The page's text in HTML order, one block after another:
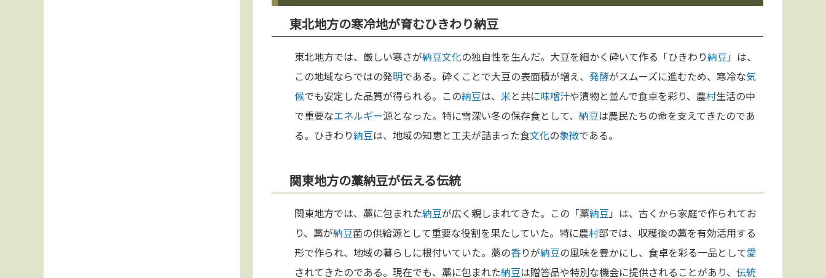
東北地方の寒冷地が育むひきわり納豆
東北地方では、厳しい寒さが納豆文化の独自性を生んだ。大豆を細かく砕いて作る「ひきわり納豆 」は、
この地域ならではの発明である。砕くことで大豆の表面積が増え、 発酵がスムーズに進むため、寒冷な気
候でも安定した品質が得られる。この納豆は、 米と共に味噌汁や漬物と並んで食卓を彩り、農村生活の中
で重要なエネルギー源となった。特に雪深い冬の保存食として、 納豆は農民たちの命を支えてきたのであ
る。ひきわり納豆は、地域の知恵と工夫が詰まった食文化の象徴である。
関東地方の藁納豆が伝える伝統
関東地方では、藁に包まれた納豆が広く親しまれてきた。この「藁納豆 」は、古くから家庭で作られてお
り、藁が納豆菌の供給源として重要な役割を果たしていた。特に農村部では、収穫後の藁を有効活用する
形で作られ、地域の暮らしに根付いていた。藁の香りが納豆の風味を豊かにし、食卓を彩る一品として愛
されてきたのである。現在でも、藁に包まれた納豆は贈答品や特別な機会に提供されることがあり、 伝統